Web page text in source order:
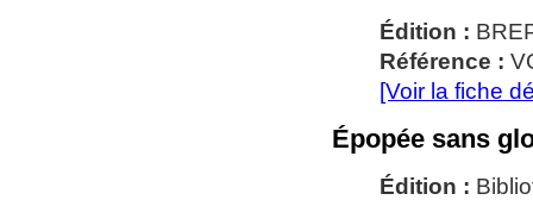
Édition :
Référence :
[Voir la fiche
Épopée sans
Édition :